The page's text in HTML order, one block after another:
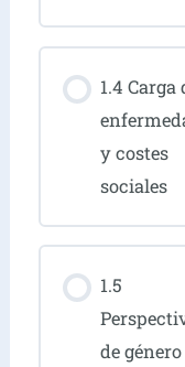
1.4 Carga
y costes
sociales
1.5
de género